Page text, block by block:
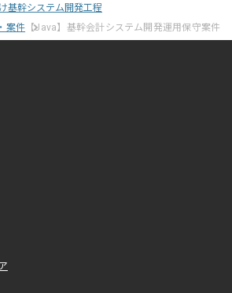
基幹システム開発工程
案件 【Java】基幹会計システム開発運用保守案件